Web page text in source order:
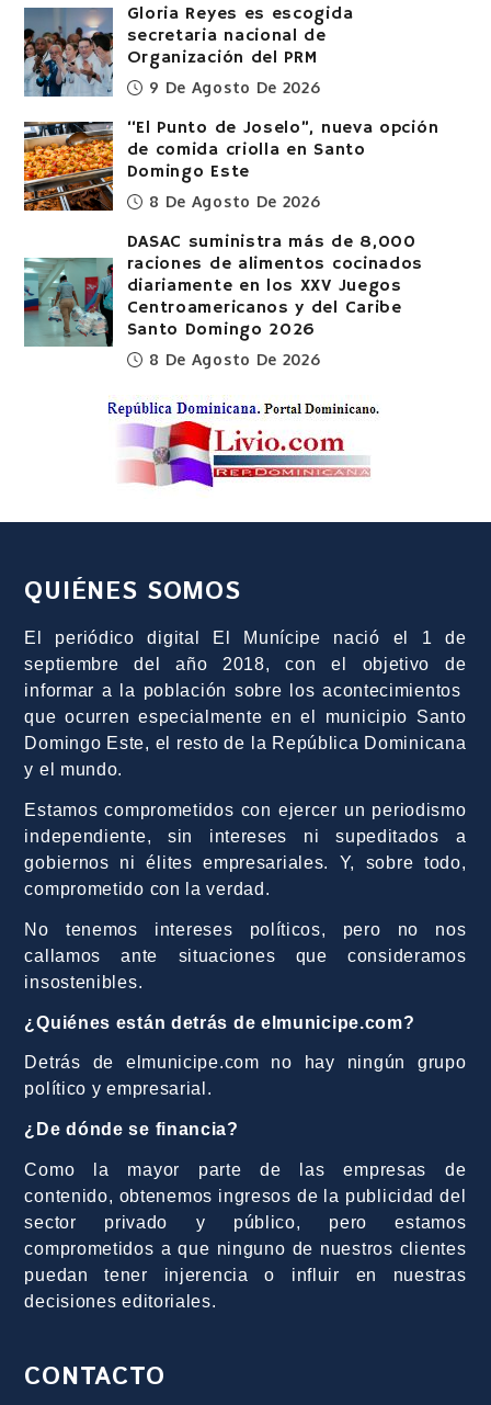
Gloria Reyes es escogida
secretaria nacional de
Organización del PRM
9 De Agosto De 2026
“El Punto de Joselo”, nueva opción
de comida criolla en Santo
Domingo Este
8 De Agosto De 2026
DASAC suministra más de 8,000
raciones de alimentos cocinados
diariamente en los XXV Juegos
Centroamericanos y del Caribe
Santo Domingo 2026
8 De Agosto De 2026
QUIÉNES SOMOS
El periódico digital El Munícipe nació el 1 de
septiembre del año 2018, con el objetivo de
informar a la población sobre los acontecimientos
que ocurren especialmente en el municipio Santo
Domingo Este, el resto de la República Dominicana
y el mundo.
Estamos comprometidos con ejercer un periodismo
independiente, sin intereses ni supeditados a
gobiernos ni élites empresariales. Y, sobre todo,
comprometido con la verdad.
No tenemos intereses políticos, pero no nos
callamos ante situaciones que consideramos
insostenibles.
¿Quiénes están detrás de elmunicipe.com?
Detrás de elmunicipe.com no hay ningún grupo
político y empresarial.
¿De dónde se financia?
Como la mayor parte de las empresas de
contenido, obtenemos ingresos de la publicidad del
sector privado y público, pero estamos
comprometidos a que ninguno de nuestros clientes
puedan tener injerencia o influir en nuestras
decisiones editoriales.
CONTACTO